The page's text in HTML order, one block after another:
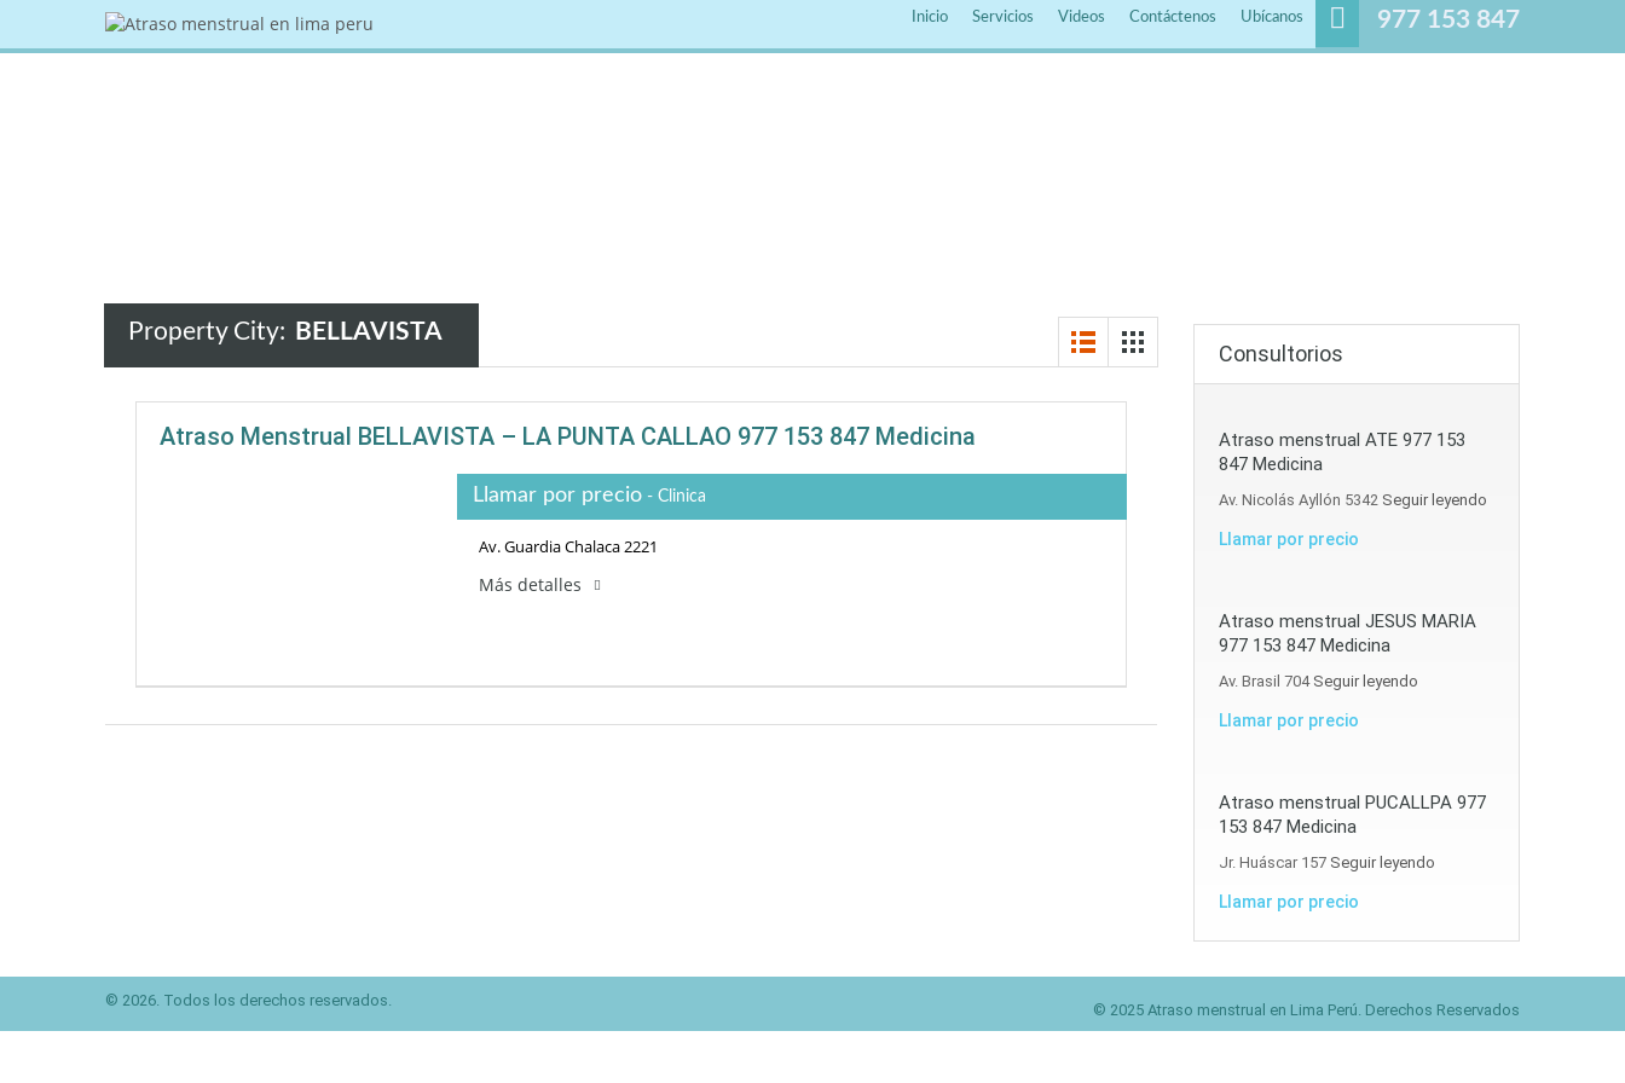
977 153 847
Inicio Servicios Videos Contáctenos Ubícanos
Property City: BELLAVISTA
Atraso Menstrual BELLAVISTA – LA PUNTA CALLAO 977 153 847 Medicina
Llamar por precio - Clinica
Av. Guardia Chalaca 2221
Más detalles
Consultorios
Atraso menstrual ATE 977 153
847 Medicina
Av. Nicolás Ayllón 5342 Seguir leyendo
Llamar por precio
Atraso menstrual JESUS MARIA
977 153 847 Medicina
Av. Brasil 704 Seguir leyendo
Llamar por precio
Atraso menstrual PUCALLPA 977
153 847 Medicina
Jr. Huáscar 157 Seguir leyendo
Llamar por precio
© 2026. Todos los derechos reservados.
© 2025 Atraso menstrual en Lima Perú. Derechos Reservados